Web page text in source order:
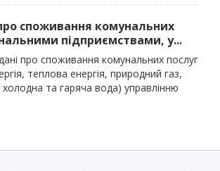
споживання комунальних
підприємствами, у...
про споживання комунальних послуг
теплова енергія, природний газ,
та гаряча вода) управлінню